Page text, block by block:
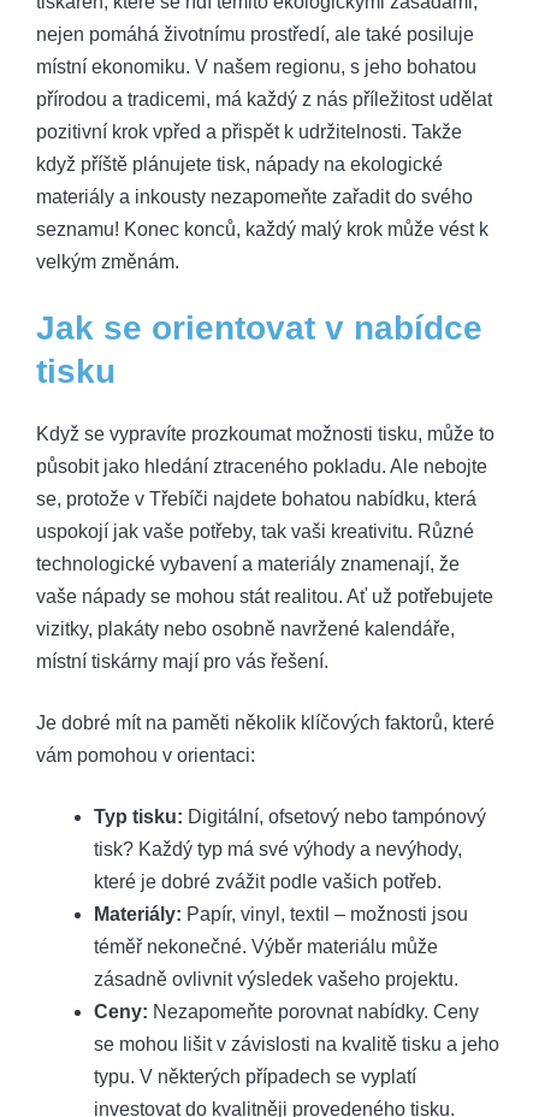
nejen pomáhá životnímu prostředí, ale také posiluje
místní ekonomiku. V našem regionu, s jeho bohatou
přírodou a tradicemi, má každý z nás příležitost udělat
pozitivní krok vpřed a přispět k udržitelnosti. Takže
když příště plánujete tisk, nápady na ekologické
materiály a inkousty nezapomeňte zařadit do svého
seznamu! Konec konců, každý malý krok může vést k
velkým změnám.
Jak se orientovat v nabídce
tisku
Když se vypravíte prozkoumat možnosti tisku, může to
působit jako hledání ztraceného pokladu. Ale nebojte
se, protože v Třebíči najdete bohatou nabídku, která
uspokojí jak vaše potřeby, tak vaši kreativitu. Různé
technologické vybavení a materiály znamenají, že
vaše nápady se mohou stát realitou. Ať už potřebujete
vizitky, plakáty nebo osobně navržené kalendáře,
místní tiskárny mají pro vás řešení.
Je dobré mít na paměti několik klíčových faktorů, které
vám pomohou v orientaci:
Typ tisku: Digitální, ofsetový nebo tampónový
tisk? Každý typ má své výhody a nevýhody,
které je dobré zvážit podle vašich potřeb.
Materiály: Papír, vinyl, textil – možnosti jsou
téměř nekonečné. Výběr materiálu může
zásadně ovlivnit výsledek vašeho projektu.
Ceny: Nezapomeňte porovnat nabídky. Ceny
se mohou lišit v závislosti na kvalitě tisku a jeho
typu. V některých případech se vyplatí
investovat do kvalitněji provedeného tisku.